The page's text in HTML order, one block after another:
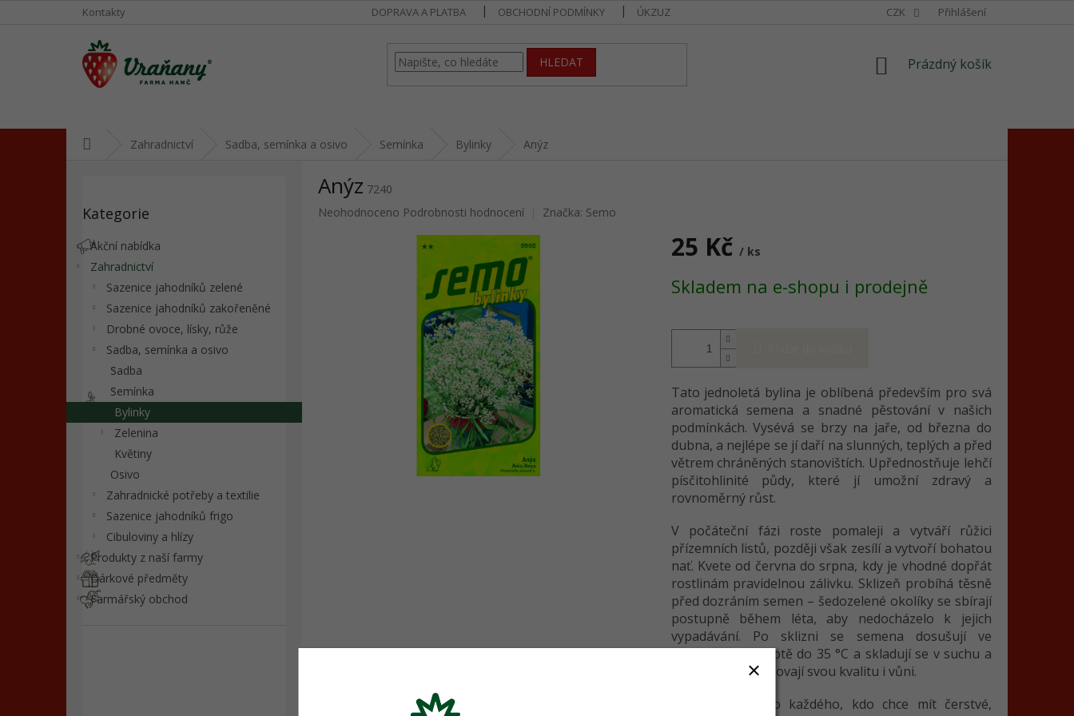
Kontakty DOPRAVA A PLATBA OBCHODNÍ PODMÍNKY ÚKZUZ CZK Přihlášení
HLEDAT
NÁKUPNÍ
Prázdný košík
Zahradnictví Sadba, semínka a osivo Semínka Bylinky Anýz
l
kategorie
Kategorie
Akční nabídka
Zahradnictví
Sazenice jahodníků zelené
Sazenice jahodníků zakořeněné
Drobné ovoce, lísky, růže
Sadba, semínka a osivo
Sadba
Semínka
Bylinky
Zelenina
Květiny
Osivo
Zahradnické potřeby a textilie
Sazenice jahodníků frigo
Cibuloviny a hlízy
Produkty z naší farmy
Dárkové předměty
Farmářský obchod
Anýz 7240
Průměrné
Neohodnoceno Podrobnosti hodnocení Značka: Semo
25 Kč / ks
cena:
Skladem na e-shopu i prodejně
Tato jednoletá bylina je oblíbená především pro svá
aromatická semena a snadné pěstování v našich
podmínkách. Vysévá se brzy na jaře, od března do
dubna, a nejlépe se jí daří na slunných, teplých a před
větrem chráněných stanovištích. Upřednostňuje lehčí
písčitohlinité půdy, které jí umožní zdravý a
rovnoměrný růst.
V počáteční fázi roste pomaleji a vytváří růžici
přízemních listů, později však zesílí a vytvoří bohatou
nať. Kvete od června do srpna, kdy je vhodné dopřát
rostlinám pravidelnou zálivku. Sklizeň probíhá těsně
před dozráním semen – šedozelené okolíky se sbírají
postupně během léta, aby nedocházelo k jejich
vypadávání. Po sklizni se semena dosušují ve
snopcích při teplotě do 35 °C a skladují se v suchu a
temnu, kde si uchovají svou kvalitu i vůni.
Skvělá volba pro každého, kdo chce mít čerstvé,